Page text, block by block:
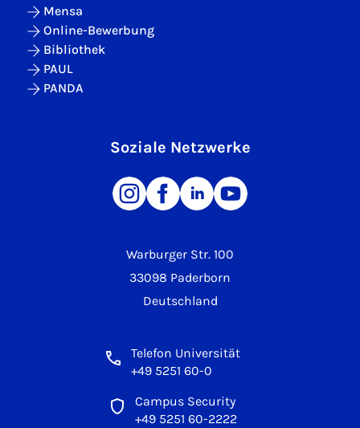
Warburger Str. 100
33098 Paderborn
Deutschland
Telefon Universität
+49 5251 60-0
Campus Security
+49 5251 60-2222
Mensa
Online-Bewerbung
Bibliothek
PAUL
PANDA
Soziale Netzwerke